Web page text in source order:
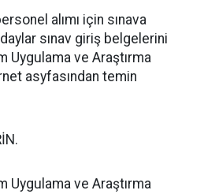
alımı için sınava
sınav giriş belgelerini
Uygulama ve Araştırma
asyfasından temin
Uygulama ve Araştırma